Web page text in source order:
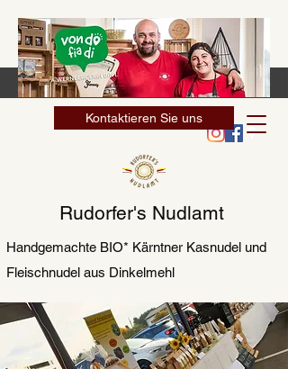
0660 1104502 nudlamt@gmx.at
Kontaktieren Sie uns
Rudorfer's Nudlamt
Handgemachte BIO* Kärntner Kasnudel und
Fleischnudel aus Dinkelmehl